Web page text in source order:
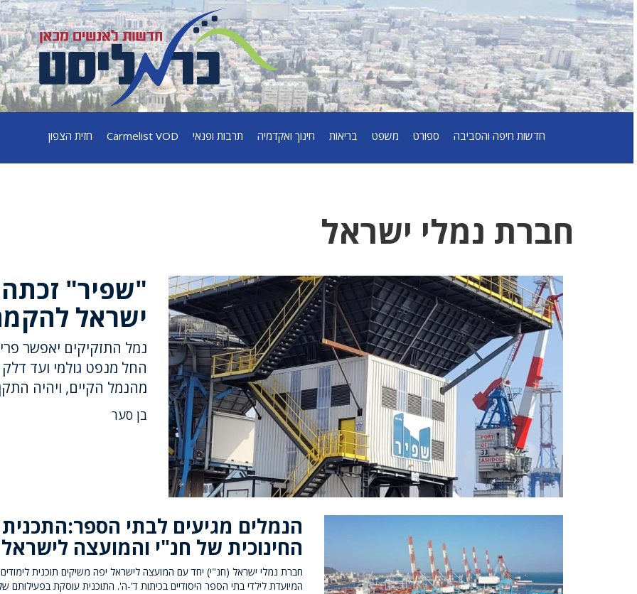
חדשות חיפה והסביבה ספורט משפט בריאות חינוך ואקדמיה תרבות ופנאי Carmelist VOD חזית הצפון
חברת נמלי ישראל
"שפיר"
ישראל
נמל התזקיקים יאפשר
החל מנפט גולמי ועד דלק
מהנמל הקיים, ויהיה
בן סער
הנמלים מגיעים לבתי הספר:התכנית
החינוכית של חנ"י והמועצה
חברת נמלי ישראל (חנ"י) יחד עם המועצה לישראל יפה משיקים תוכנית
המיועדת לילדי בתי הספר היסודיים בכיתות ד'-ה'. התוכנית עוסקת בפעילותם